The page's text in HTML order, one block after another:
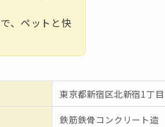
、ペットと快
東京都新宿区北新宿1丁目
鉄筋鉄骨コンクリート造